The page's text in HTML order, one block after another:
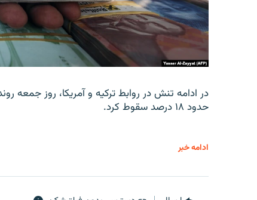
در ادامه تنش در روابط ترکیه و آمریکا، روز جمعه
حدود ۱۸ درصد سقوط کرد.
ادامه خبر